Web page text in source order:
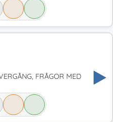
FRÅGOR MED